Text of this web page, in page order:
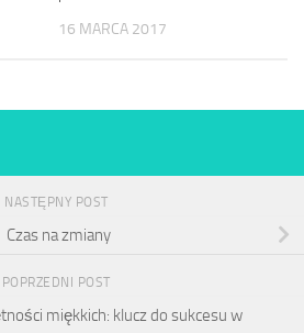
16 MARCA 2017
NASTĘPNY POST
Czas na zmiany
POPRZEDNI POST
miękkich: klucz do sukcesu w